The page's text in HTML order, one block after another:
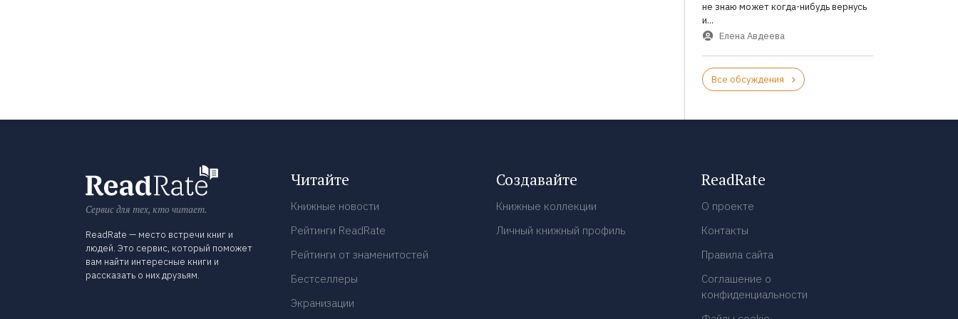
не знаю может когда-нибудь вернусь
и...
Елена Авдеева
Все обсуждения
Сервис для тех, кто читает.
ReadRate — место встречи книг и
людей. Это сервис, который поможет
вам найти интересные книги и
рассказать о них друзьям.
Читайте
Книжные новости
Рейтинги ReadRate
Рейтинги от знаменитостей
Бестселлеры
Экранизации
Создавайте
Книжные коллекции
Личный книжный профиль
ReadRate
О проекте
Контакты
Правила сайта
Соглашение о
конфиденциальности